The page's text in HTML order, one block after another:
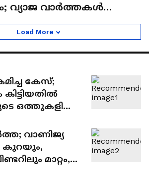
വ്യാജ വാർത്തകൾ
Load More
കേസ്;
കിട്ടിയതിൽ
ഒത്തുകളിക്ക്
വാണിജ്യ
കുറയും,
മാറ്റം,